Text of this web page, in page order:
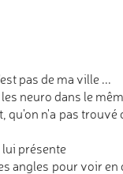
pas de ma ville ...
neuro dans le
qu'on n'a pas trouvé
présente
angles pour voir en